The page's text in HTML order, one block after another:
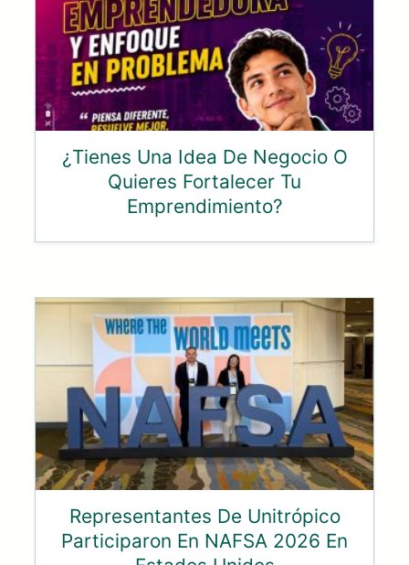
¿Tienes Una Idea De Negocio O
Quieres Fortalecer Tu
Emprendimiento?
Representantes De Unitrópico
Participaron En NAFSA 2026 En